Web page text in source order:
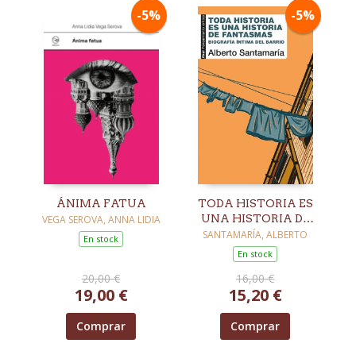
-5%
ÁNIMA FATUA
VEGA SEROVA, ANNA LIDIA
En stock
20,00 €
19,00 €
Comprar
-5%
TODA HISTORIA ES
UNA HISTORIA DE
FANTASMAS
SANTAMARÍA, ALBERTO
En stock
16,00 €
15,20 €
Comprar